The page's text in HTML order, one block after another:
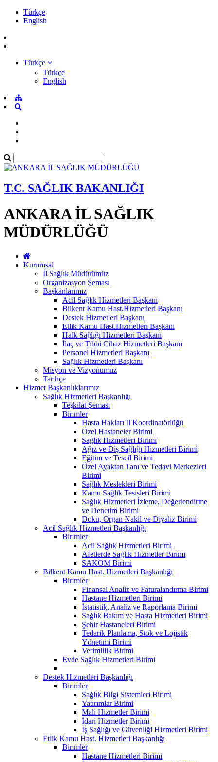
Türkçe
English
Türkçe
Türkçe
English
T.C. SAĞLIK BAKANLIĞI
ANKARA İL SAĞLIK
MÜDÜRLÜĞÜ
Kurumsal
İl Sağlık Müdürümüz
Organizasyon Şeması
Başkanlarımız
Acil Sağlık Hizmetleri Başkanı
Bilkent Kamu Hast.Hizmetleri Başkanı
Destek Hizmetleri Başkanı
Etlik Kamu Hast.Hizmetleri Başkanı
Halk Sağlığı Hizmetleri Başkanı
İlaç ve Tıbbi Cihaz Hizmetleri Başkanı
Personel Hizmetleri Başkanı
Sağlık Hizmetleri Başkanı
Misyon ve Vizyonumuz
Tarihçe
Hizmet Başkanlıklarımız
Sağlık Hizmetleri Başkanlığı
Teşkilat Şeması
Birimler
Hasta Hakları İl Koordinatörlüğü
Özel Hastaneler Birimi
Sağlık Hizmetleri Birimi
Ağız ve Diş Sağlığı Hizmetleri Birimi
Eğitim ve Tescil Birimi
Özel Ayaktan Tanı ve Tedavi Merkezleri
Birimi
Sağlık Meslekleri Birimi
Kamu Sağlık Tesisleri Birimi
Sağlık Hizmetleri İzleme, Değerlendirme
ve Denetim Birimi
Doku, Organ Nakil ve Diyaliz Birimi
Acil Sağlık Hizmetleri Başkanlığı
Birimler
Acil Sağlık Hizmetleri Birimi
Afetlerde Sağlık Hizmetler Birimi
SAKOM Birimi
Bilkent Kamu Hast. Hizmetleri Başkanlığı
Birimler
Finansal Analiz ve Faturalandırma Birimi
Hastane Hizmetleri Birimi
İstatistik, Analiz ve Raporlama Birimi
Sağlık Bakım ve Hasta Hizmetleri Birimi
Şehir Hastaneleri Birimi
Tedarik Planlama, Stok ve Lojistik
Yönetimi Birimi
Verimlilik Birimi
Evde Sağlık Hizmetleri Birimi
Destek Hizmetleri Başkanlığı
Birimler
Sağlık Bilgi Sistemleri Birimi
Yatırımlar Birimi
Mali Hizmetler Birimi
İdari Hizmetler Birimi
İş Sağlığı ve Güvenliği Hizmetleri Birimi
Etlik Kamu Hast. Hizmetleri Başkanlığı
Birimler
Hastane Hizmetleri Birimi